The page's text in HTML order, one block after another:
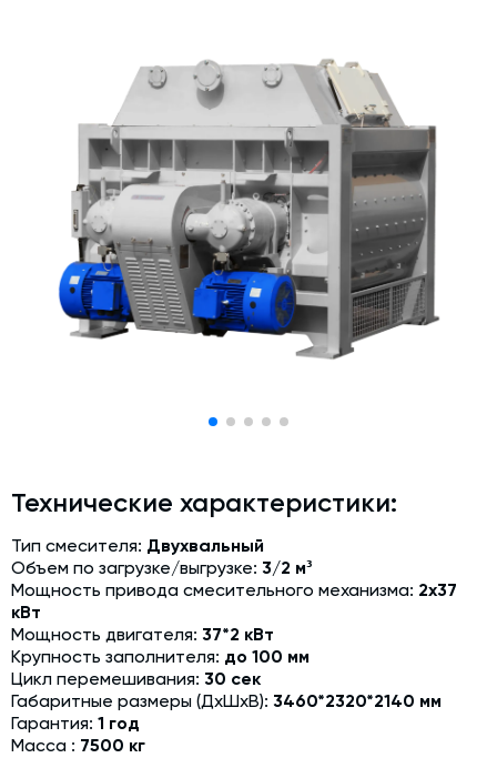
Затворы для силосов и дозаторов
Промышленные фильтры и комплектующие
Авто и Ж/Д весы
Оборудование для производства ЖБИ
Пневмооборудование
Телескопические загрузчики
Датчики
Промышленные вибраторы
Околопрессовочное оборудование
Модернизация и техническое перевооружение
Зимний комплект. Изготовление и монтаж
Срочная техпомощь. Онлайн-обследование и ремонт
завода
Доставка, шеф-монтаж и пуско-наладка и обучение
Автоматизированные системы управления (АСУ ТП) любой
сложности
Технические характеристики:
Тип смесителя: Двухвальный
Объем по загрузке/выгрузке: 3/2 м³
Мощность привода смесительного механизма: 2х37
кВт
Мощность двигателя: 37*2 кВт
Крупность заполнителя: до 100 мм
Цикл перемешивания: 30 сек
Габаритные размеры (ДхШхВ): 3460*2320*2140 мм
Гарантия: 1 год
Масса : 7500 кг